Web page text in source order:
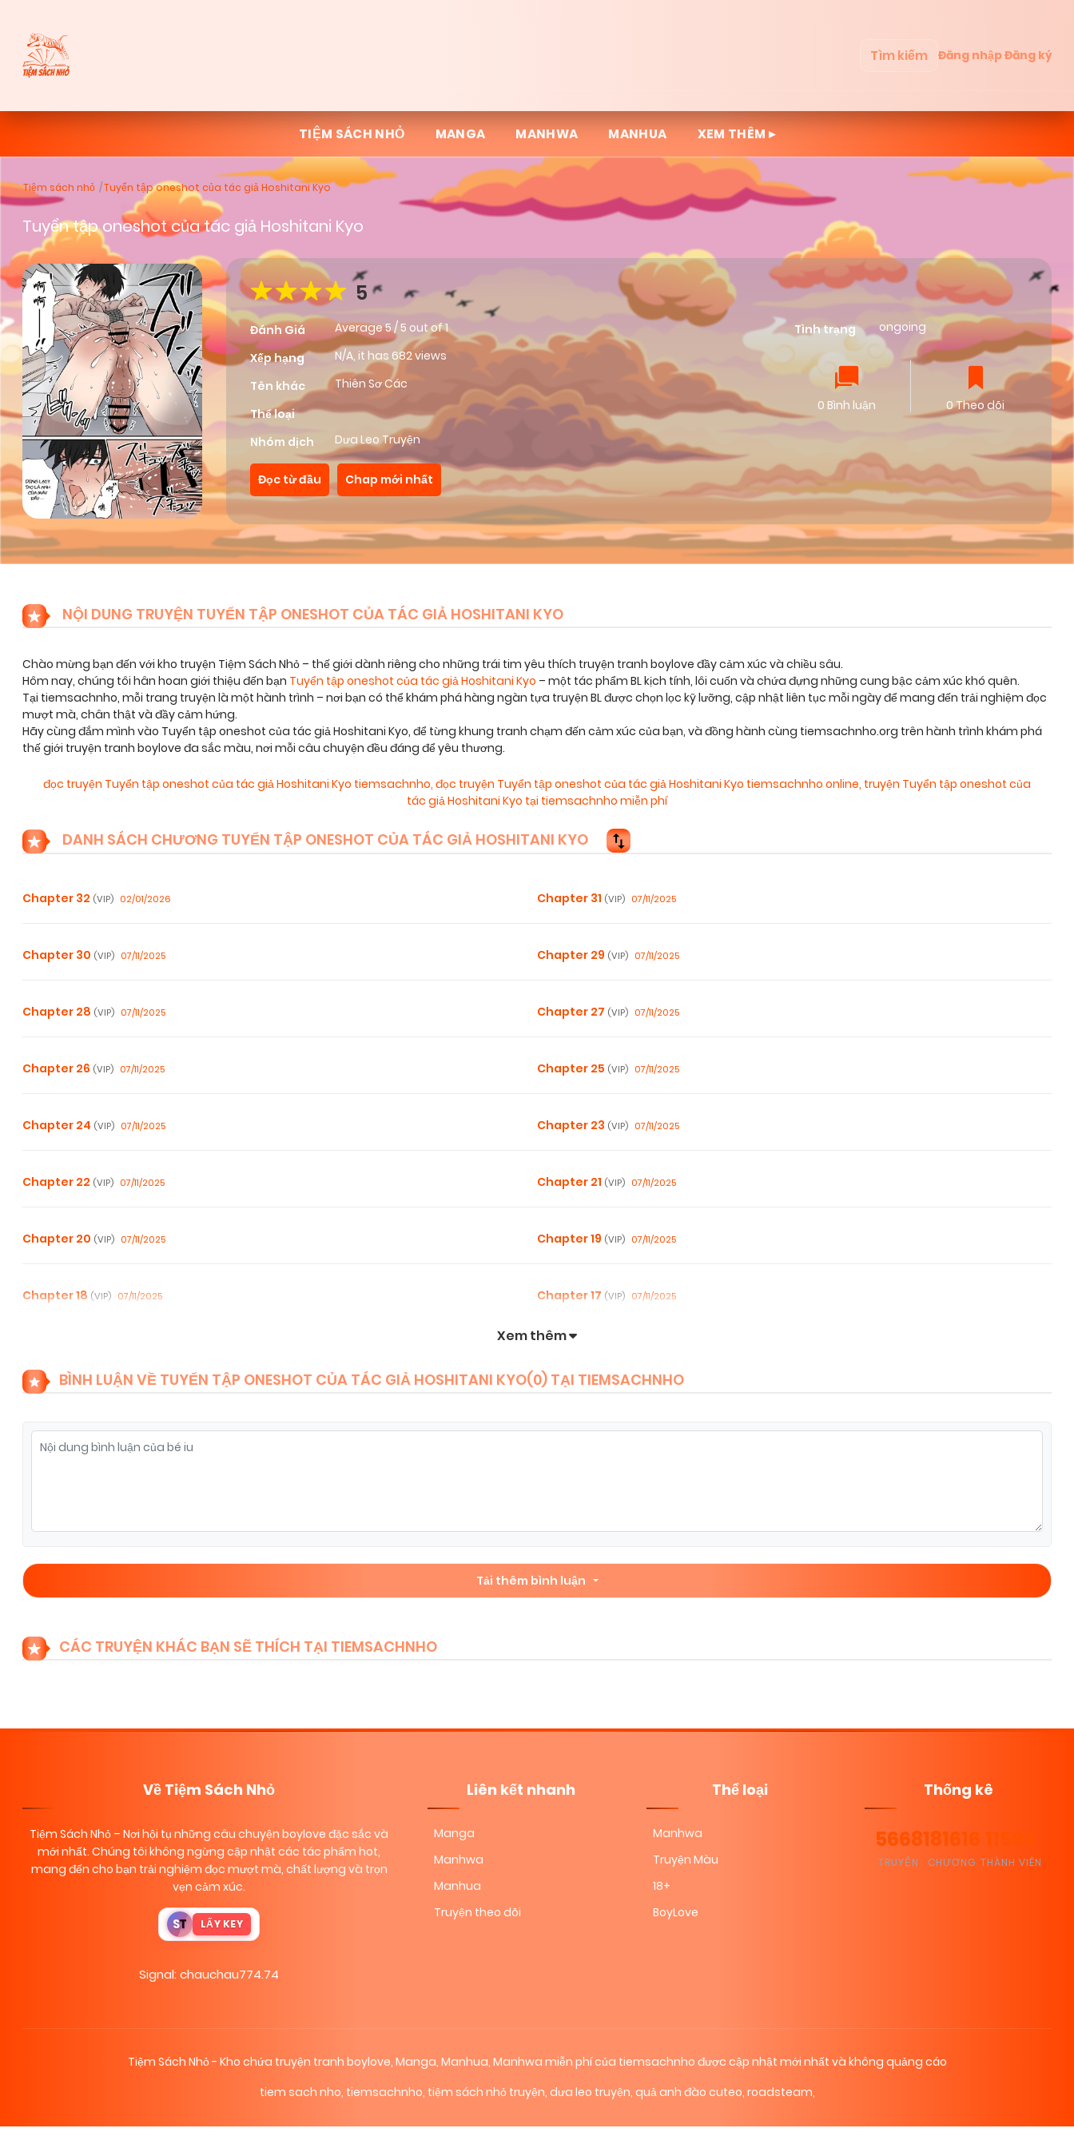
Tìm kiếm Đăng nhậpĐăng ký
TIỆM SÁCH NHỎ MANGA MANHWA MANHUA XEM THÊM ▸
Tiệm sách nhỏ Tuyển tập oneshot của tác giả Hoshitani Kyo
Tuyển tập oneshot của tác giả Hoshitani Kyo
5
Đánh Giá Average5/5 out of1
Xếp hạng
N/A, it has 682 views
Tên khác
Thiên Sơ Các
Thể loại
Nhóm dịch
Dưa Leo Truyện
Tình trạng ongoing
0 Bình luận 0 Theo dõi
Đọc từ đầu Chap mới nhất
NỘI DUNG TRUYỆN TUYỂN TẬP ONESHOT CỦA TÁC GIẢ HOSHITANI KYO
Chào mừng bạn đến với kho truyện Tiệm Sách Nhỏ – thế giới dành riêng cho những trái tim yêu thích truyện tranh boylove đầy cảm xúc và chiều sâu.
Hôm nay, chúng tôi hân hoan giới thiệu đến bạn Tuyển tập oneshot của tác giả Hoshitani Kyo – một tác phẩm BL kịch tính, lôi cuốn và chứa đựng những cung bậc cảm xúc khó quên.
Tại tiemsachnho, mỗi trang truyện là một hành trình – nơi bạn có thể khám phá hàng ngàn tựa truyện BL được chọn lọc kỹ lưỡng, cập nhật liên tục mỗi ngày để mang đến trải nghiệm đọc
mượt mà, chân thật và đầy cảm hứng.
Hãy cùng đắm mình vào Tuyển tập oneshot của tác giả Hoshitani Kyo, để từng khung tranh chạm đến cảm xúc của bạn, và đồng hành cùng tiemsachnho.org trên hành trình khám phá
thế giới truyện tranh boylove đa sắc màu, nơi mỗi câu chuyện đều đáng để yêu thương.
đọc truyện Tuyển tập oneshot của tác giả Hoshitani Kyo tiemsachnho, đọc truyện Tuyển tập oneshot của tác giả Hoshitani Kyo tiemsachnho online, truyện Tuyển tập oneshot của
tác giả Hoshitani Kyo tại tiemsachnho miễn phí
DANH SÁCH CHƯƠNG TUYỂN TẬP ONESHOT CỦA TÁC GIẢ HOSHITANI KYO
Chapter 32 (VIP) 02/01/2026 Chapter 31 (VIP) 07/11/2025
Chapter 30 (VIP) 07/11/2025 Chapter 29 (VIP) 07/11/2025
Chapter 28 (VIP) 07/11/2025 Chapter 27 (VIP) 07/11/2025
Chapter 26 (VIP) 07/11/2025 Chapter 25 (VIP) 07/11/2025
Chapter 24 (VIP) 07/11/2025 Chapter 23 (VIP) 07/11/2025
Chapter 22 (VIP) 07/11/2025 Chapter 21 (VIP) 07/11/2025
Chapter 20 (VIP) 07/11/2025 Chapter 19 (VIP) 07/11/2025
Chapter 18 (VIP) 07/11/2025 Chapter 17 (VIP) 07/11/2025
Chapter 8 Chapter 7
Chapter 6 07/11/2025
Chapter 1.2 07/11/2025
Xem thêm
BÌNH LUẬN VỀ TUYỂN TẬP ONESHOT CỦA TÁC GIẢ HOSHITANI KYO(0) TẠI TIEMSACHNHO
Tải thêm bình luận
CÁC TRUYỆN KHÁC BẠN SẼ THÍCH TẠI TIEMSACHNHO
Về Tiệm Sách Nhỏ
Tiệm Sách Nhỏ – Nơi hội tụ những câu chuyện boylove đặc sắc và
mới nhất. Chúng tôi không ngừng cập nhật các tác phẩm hot,
mang đến cho bạn trải nghiệm đọc mượt mà, chất lượng và trọn
vẹn cảm xúc.
ST LẤY KEY
Signal: chauchau774.74
Liên kết nhanh
Manga
Manhwa
Manhua
Truyện theo dõi
Thể loại
Manhwa
Truyện Màu
18+
BoyLove
Thống kê
5668
TRUYỆN
181616
CHƯƠNG
11594
THÀNH VIÊN
Tiệm Sách Nhỏ - Kho chứa truyện tranh boylove, Manga, Manhua, Manhwa miễn phí của tiemsachnho được cập nhật mới nhất và không quảng cáo
tiem sach nho, tiemsachnho, tiệm sách nhỏ truyện, dưa leo truyện, quả anh đào cuteo, roadsteam,